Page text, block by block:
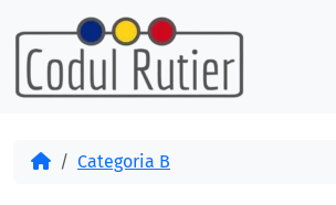
Skip to content
Skip to footer
AcasăCategoria B